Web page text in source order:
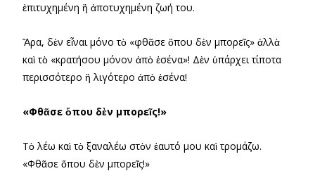
ἐπιτυχημένη ἢ ἀποτυχημένη ζωή του.
Ἄρα, δὲν εἶναι μόνο τὸ «φθᾶσε ὅπου δὲν μπορεῖς» ἀλλὰ
καὶ τὸ «κρατήσου μόνον ἀπὸ ἐσένα»! Δὲν ὑπάρχει τίποτα
περισσότερο ἢ λιγότερο ἀπὸ ἐσένα!
«Φθᾶσε ὅπου δὲν μπορεῖς!»
Τὸ λέω καὶ τὸ ξαναλέω στὸν ἑαυτό μου καὶ τρομάζω.
«Φθᾶσε ὅπου δὲν μπορεῖς!»